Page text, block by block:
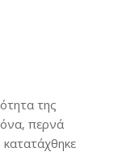
της
περνά